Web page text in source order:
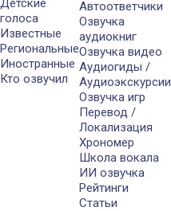
Детские
голоса
Известные
Региональные
Иностранные
Кто озвучил
Автоответчики
Озвучка
аудиокниг
Озвучка видео
Аудиогиды /
Аудиоэкскурсии
Озвучка игр
Перевод /
Локализация
Хрономер
Школа вокала
ИИ озвучка
Рейтинги
Статьи